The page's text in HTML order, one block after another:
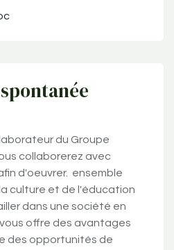
du Groupe
collaborerez avec
d'oeuvrer. ensemble
culture et de l'éducation
dans une société en
offre des avantages
des opportunités de